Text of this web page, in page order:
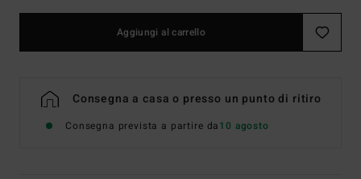
Aggiungi al carrello
Consegna a casa o presso un punto di ritiro
Consegna prevista a partire da10 agosto